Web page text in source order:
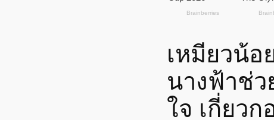
เหมียวน้อ
นางฟ้าช่
ใจ เกี่ยว